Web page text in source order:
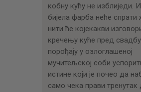
кобну кућу не изблиједи.
бијела фарба неће спрати
нити ће којекакви
кречењу куће пред
порођају у озлоглашеној
мучитељској соби
истине који је почео да
само чека прави тренутак